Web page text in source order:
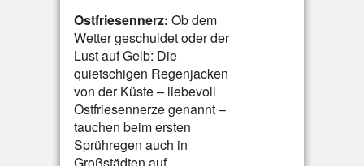
Ostfriesennerz: Ob dem
Wetter geschuldet oder der
Lust auf Gelb: Die
quietschigen Regenjacken
von der Küste – liebevoll
Ostfriesennerze genannt –
tauchen beim ersten
Sprühregen auch in